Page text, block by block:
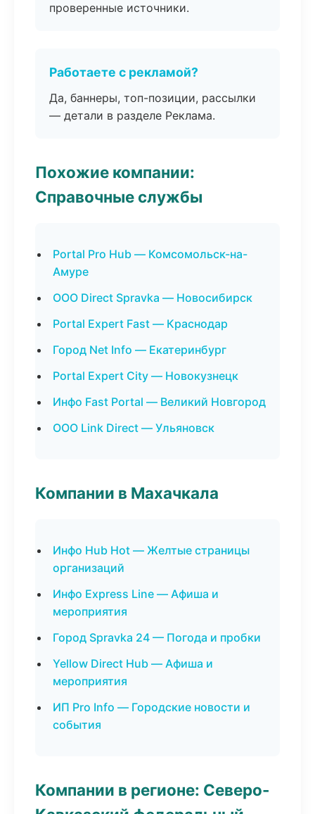
проверенные источники.
Работаете с рекламой?
Да, баннеры, топ-позиции, рассылки
— детали в разделе Реклама.
Похожие компании:
Справочные службы
Portal Pro Hub — Комсомольск-на-
Амуре
ООО Direct Spravka — Новосибирск
Portal Expert Fast — Краснодар
Город Net Info — Екатеринбург
Portal Expert City — Новокузнецк
Инфо Fast Portal — Великий Новгород
ООО Link Direct — Ульяновск
Компании в Махачкала
Инфо Hub Hot — Желтые страницы
организаций
Инфо Express Line — Афиша и
мероприятия
Город Spravka 24 — Погода и пробки
Yellow Direct Hub — Афиша и
мероприятия
ИП Pro Info — Городские новости и
события
Компании в регионе: Северо-